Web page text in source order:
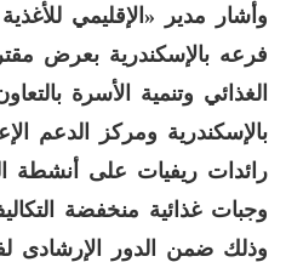
وأشار مدير «الإقليمي
فرعه بالإسكندرية بعرض
الغذائي وتنمية الأسرة
بالإسكندرية ومركز الدعم
رائدات ريفيات على
وجبات غذائية منخفضة
وذلك ضمن الدور الإرشادى